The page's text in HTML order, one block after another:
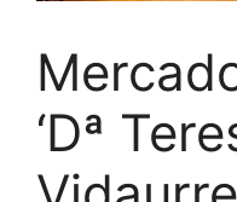
‘Dª